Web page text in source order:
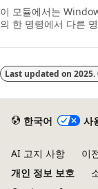
이 모듈에서는
의 한 명령에서 다른
Last updated on 2025.
한국어 사
AI 고지 사항 이
개인 정보 보호